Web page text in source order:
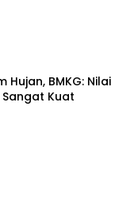
Hujan, BMKG: Nilai
Kuat